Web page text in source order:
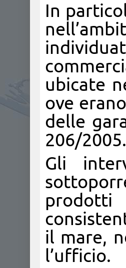
In
ubicate
ove
delle
206/2005.
Gli
il mare,
l’ufficio.